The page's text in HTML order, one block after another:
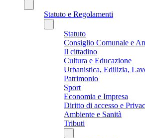
Statuto e Regolamenti
Statuto
Consiglio Comunale e
Il cittadino
Cultura e Educazione
Urbanistica, Edilizia,
Patrimonio
Sport
Economia e Impresa
Diritto di accesso e
Ambiente e Sanità
Tributi